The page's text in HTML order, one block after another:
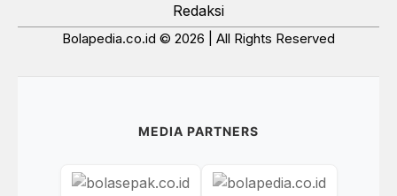
Redaksi
Bolapedia.co.id © 2026 | All Rights Reserved
MEDIA PARTNERS